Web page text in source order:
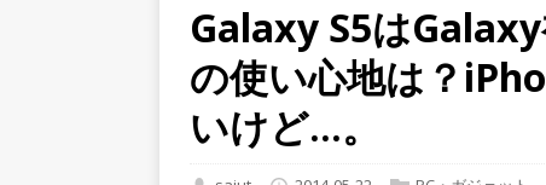
Galaxy S5は
の使い心地は？
いけど...。